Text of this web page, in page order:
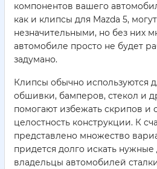
компонентов вашего
как и клипсы для Mazda 5,
незначительными, но без них
автомобиле просто не будет
задумано.
Клипсы обычно используются
обшивки, бамперов, стекол и
помогают избежать скрипов и
целостность конструкции. К
представлено множество
придется долго искать нужные
владельцы автомобилей